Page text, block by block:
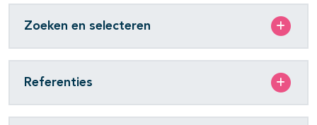
Zoeken en selecteren
Referenties